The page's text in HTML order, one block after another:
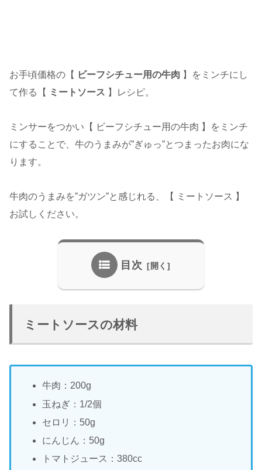
お手頃価格の【 ビーフシチュー用の牛肉 】をミンチにし
て作る【 ミートソース 】レシピ。
ミンサーをつかい【 ビーフシチュー用の牛肉 】をミンチ
にすることで、牛のうまみが”ぎゅっ”とつまったお肉にな
ります。
牛肉のうまみを”ガツン”と感じれる、【 ミートソース 】
お試しください。
目次
ミートソースの材料
牛肉：200g
玉ねぎ：1/2個
セロリ：50g
にんじん：50g
トマトジュース：380cc